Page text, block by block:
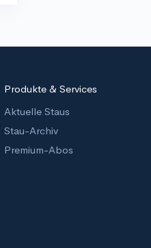
Produkte & Services
Aktuelle Staus
Stau-Archiv
Premium-Abos